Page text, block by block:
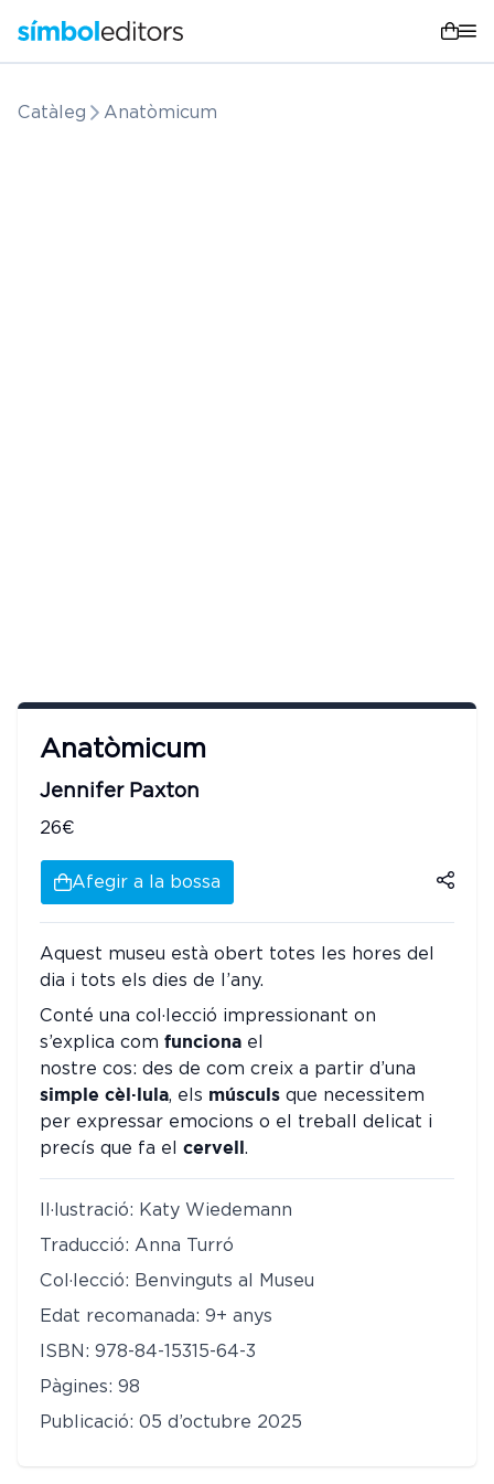
Catàleg Anatòmicum
Anatòmicum
Jennifer Paxton
26€
Afegir a la bossa
Aquest museu està obert totes les hores del
dia i tots els dies de l’any.
Conté una col·lecció impressionant on
s’explica com funciona el
nostre cos: des de com creix a partir d’una
simple cèl·lula, els músculs que necessitem
per expressar emocions o el treball delicat i
precís que fa el cervell.
Il·lustració: Katy Wiedemann
Traducció: Anna Turró
Col·lecció: Benvinguts al Museu
Edat recomanada: 9+ anys
ISBN: 978-84-15315-64-3
Pàgines: 98
Publicació: 05 d’octubre 2025